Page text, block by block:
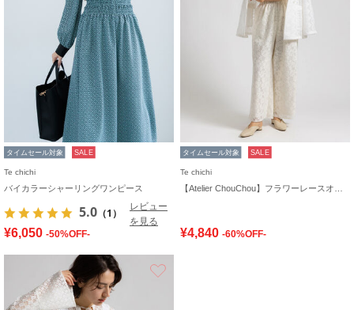
タイムセール対象 SALE
Te chichi
バイカラーシャーリングワンピース
5.0 （1）
レビュー
を見る
¥6,050 -50%OFF-
タイムセール対象 SALE
Te chichi
¥4,840 -60%OFF-